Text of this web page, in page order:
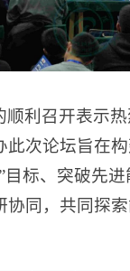
利召开表示
次论坛旨在
标、突破先
同，共同探